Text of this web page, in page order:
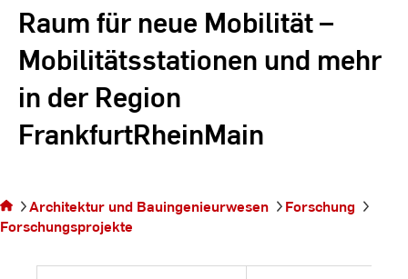
Raum für neue Mobilität –
Mobilitätsstationen und mehr
in der Region
FrankfurtRheinMain
befinden
sich auf
der
Architektur und Bauingenieurwesen
Forschung
Forschungsprojekte